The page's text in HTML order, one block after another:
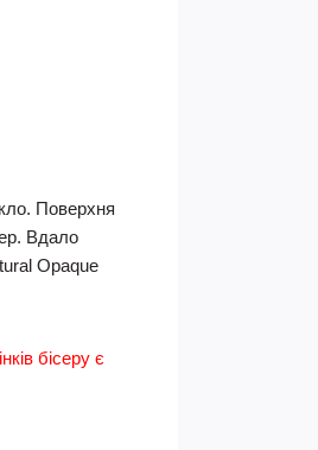
Поверхня
Вдало
Opaque
бісеру є